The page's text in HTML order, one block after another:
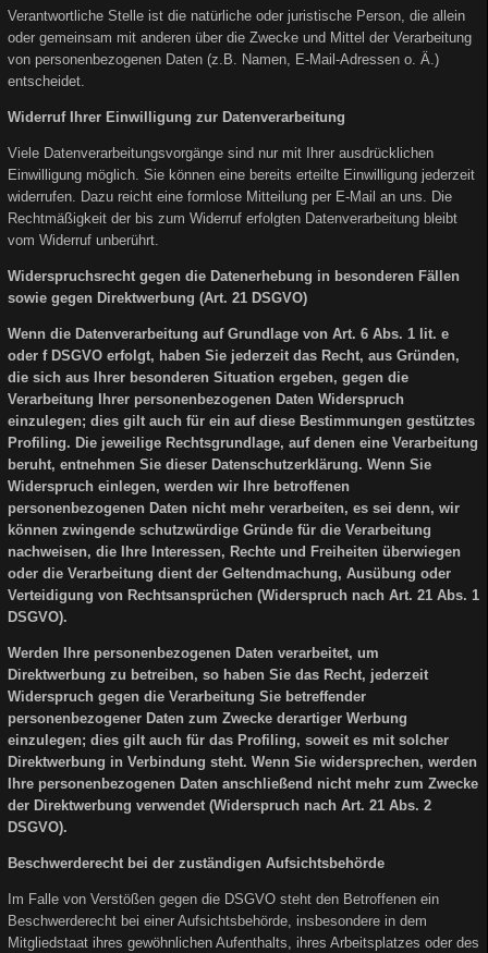
Verantwortliche Stelle ist die natürliche oder juristische Person, die allein
oder gemeinsam mit anderen über die Zwecke und Mittel der Verarbeitung
von personenbezogenen Daten (z.B. Namen, E-Mail-Adressen o. Ä.)
entscheidet.
Widerruf Ihrer Einwilligung zur Datenverarbeitung
Viele Datenverarbeitungsvorgänge sind nur mit Ihrer ausdrücklichen
Einwilligung möglich. Sie können eine bereits erteilte Einwilligung jederzeit
widerrufen. Dazu reicht eine formlose Mitteilung per E-Mail an uns. Die
Rechtmäßigkeit der bis zum Widerruf erfolgten Datenverarbeitung bleibt
vom Widerruf unberührt.
Widerspruchsrecht gegen die Datenerhebung in besonderen Fällen
sowie gegen Direktwerbung (Art. 21 DSGVO)
Wenn die Datenverarbeitung auf Grundlage von Art. 6 Abs. 1 lit. e
oder f DSGVO erfolgt, haben Sie jederzeit das Recht, aus Gründen,
die sich aus Ihrer besonderen Situation ergeben, gegen die
Verarbeitung Ihrer personenbezogenen Daten Widerspruch
einzulegen; dies gilt auch für ein auf diese Bestimmungen gestütztes
Profiling. Die jeweilige Rechtsgrundlage, auf denen eine Verarbeitung
beruht, entnehmen Sie dieser Datenschutzerklärung. Wenn Sie
Widerspruch einlegen, werden wir Ihre betroffenen
personenbezogenen Daten nicht mehr verarbeiten, es sei denn, wir
können zwingende schutzwürdige Gründe für die Verarbeitung
nachweisen, die Ihre Interessen, Rechte und Freiheiten überwiegen
oder die Verarbeitung dient der Geltendmachung, Ausübung oder
Verteidigung von Rechtsansprüchen (Widerspruch nach Art. 21 Abs. 1
DSGVO).
Werden Ihre personenbezogenen Daten verarbeitet, um
Direktwerbung zu betreiben, so haben Sie das Recht, jederzeit
Widerspruch gegen die Verarbeitung Sie betreffender
personenbezogener Daten zum Zwecke derartiger Werbung
einzulegen; dies gilt auch für das Profiling, soweit es mit solcher
Direktwerbung in Verbindung steht. Wenn Sie widersprechen, werden
Ihre personenbezogenen Daten anschließend nicht mehr zum Zwecke
der Direktwerbung verwendet (Widerspruch nach Art. 21 Abs. 2
DSGVO).
Beschwerderecht bei der zuständigen Aufsichtsbehörde
Im Falle von Verstößen gegen die DSGVO steht den Betroffenen ein
Beschwerderecht bei einer Aufsichtsbehörde, insbesondere in dem
Mitgliedstaat ihres gewöhnlichen Aufenthalts, ihres Arbeitsplatzes oder des